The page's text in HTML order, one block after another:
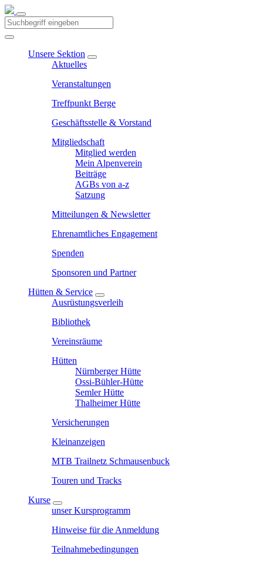
Unsere Sektion
Aktuelles
Veranstaltungen
Treffpunkt Berge
Geschäftsstelle & Vorstand
Mitgliedschaft
Mitglied werden
Mein Alpenverein
Beiträge
AGBs von a-z
Satzung
Mitteilungen & Newsletter
Ehrenamtliches Engagement
Spenden
Sponsoren und Partner
Hütten & Service
Ausrüstungsverleih
Bibliothek
Vereinsräume
Hütten
Nürnberger Hütte
Ossi-Bühler-Hütte
Semler Hütte
Thalheimer Hütte
Versicherungen
Kleinanzeigen
MTB Trailnetz Schmausenbuck
Touren und Tracks
Kurse
unser Kursprogramm
Hinweise für die Anmeldung
Teilnahmebedingungen